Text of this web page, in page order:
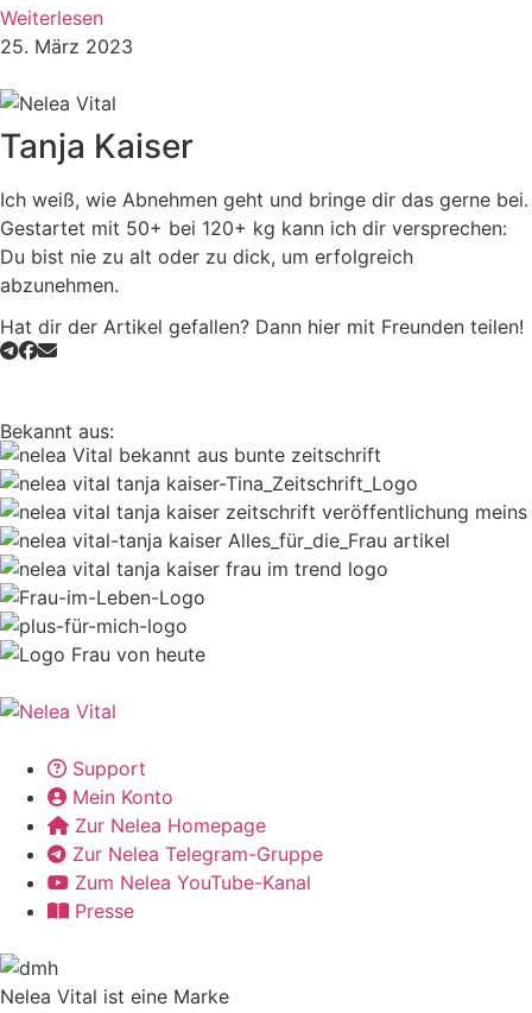
Weiterlesen
25. März 2023
Tanja Kaiser
Ich weiß, wie Abnehmen geht und bringe dir das gerne bei.
Gestartet mit 50+ bei 120+ kg kann ich dir versprechen:
Du bist nie zu alt oder zu dick, um erfolgreich
abzunehmen.
Hat dir der Artikel gefallen? Dann hier mit Freunden teilen!
Bekannt aus:
Support
Mein Konto
Zur Nelea Homepage
Zur Nelea Telegram-Gruppe
Zum Nelea YouTube-Kanal
Presse
Nelea Vital ist eine Marke